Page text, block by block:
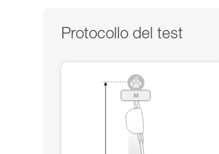
Protocollo del test